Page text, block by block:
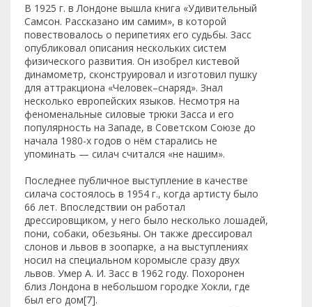
В 1925 г. в Лондоне вышла книга «Удивительный
Самсон. Рассказано им самим», в которой
повествовалось о перипетиях его судьбы. Засс
опубликовал описания нескольких систем
физического развития. Он изобрел кистевой
динамометр, сконструировал и изготовил пушку
для аттракциона «Человек–снаряд». Знал
несколько европейских языков. Несмотря на
феноменальные силовые трюки Засса и его
популярность на Западе, в Советском Союзе до
начала 1980-х годов о нём старались не
упоминать — силач считался «не нашим».
Последнее публичное выступление в качестве
силача состоялось в 1954 г., когда артисту было
66 лет. Впоследствии он работал
дрессировщиком, у него было несколько лошадей,
пони, собаки, обезьяны. Он также дрессировал
слонов и львов в зоопарке, а на выступлениях
носил на специальном коромысле сразу двух
львов. Умер А. И. Засс в 1962 году. Похоронен
близ Лондона в небольшом городке Хокли, где
был его дом[7].